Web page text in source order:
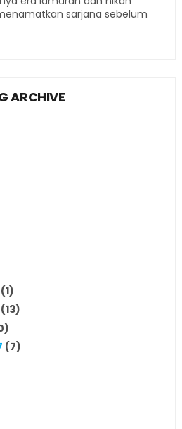
sarjana sebelum
ARCHIVE
(1)
(13)
(7)